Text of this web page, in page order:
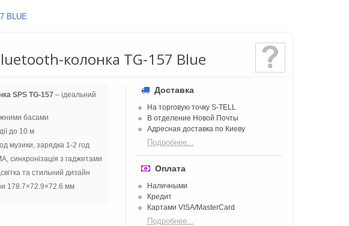
BLUE
колонка TG-157 Blue
SPS TG-157 – ідеальний
басами
до 10 м
музики, зарядка 1-2 год
синхронізація з гаджетами
та стильний дизайн
178.7×72.9×72.6 мм
Доставка
На торговую точку S-TELL
В отделение Новой Почты
Адресная доставка по Киеву
Подробнее...
Оплата
Наличными
Кредит
Картами VISA/MasterCard
Подробнее...